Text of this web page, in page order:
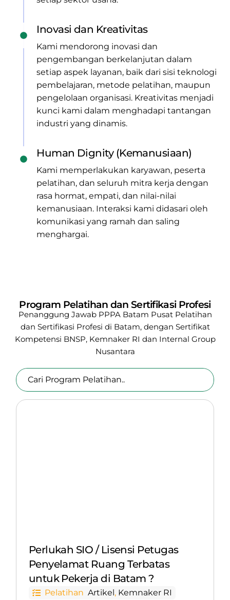
Inovasi dan Kreativitas
Kami mendorong inovasi dan
pengembangan berkelanjutan dalam
setiap aspek layanan, baik dari sisi teknologi
pembelajaran, metode pelatihan, maupun
pengelolaan organisasi. Kreativitas menjadi
kunci kami dalam menghadapi tantangan
industri yang dinamis.
Human Dignity (Kemanusiaan)
Kami memperlakukan karyawan, peserta
pelatihan, dan seluruh mitra kerja dengan
rasa hormat, empati, dan nilai-nilai
kemanusiaan. Interaksi kami didasari oleh
komunikasi yang ramah dan saling
menghargai.
Program Pelatihan dan Sertifikasi Profesi
Penanggung Jawab PPPA Batam Pusat Pelatihan
dan Sertifikasi Profesi di Batam, dengan Sertifikat
Kompetensi BNSP, Kemnaker RI dan Internal Group
Nusantara
Perlukah SIO / Lisensi Petugas
Penyelamat Ruang Terbatas
untuk Pekerja di Batam ?
Pelatihan Artikel, Kemnaker RI